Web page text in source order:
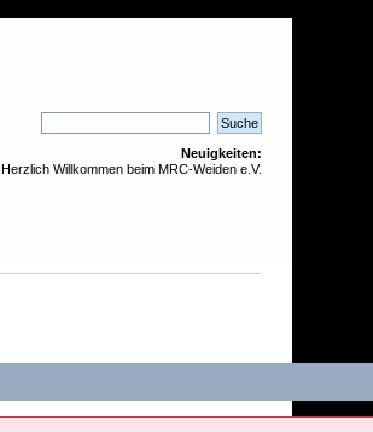
Neuigkeiten:
Herzlich Willkommen beim MRC-Weiden e.V.